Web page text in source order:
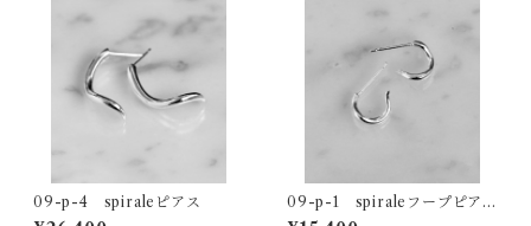
09-p-4 spiraleピアス
09-p-1 spiraleフープピア
ス